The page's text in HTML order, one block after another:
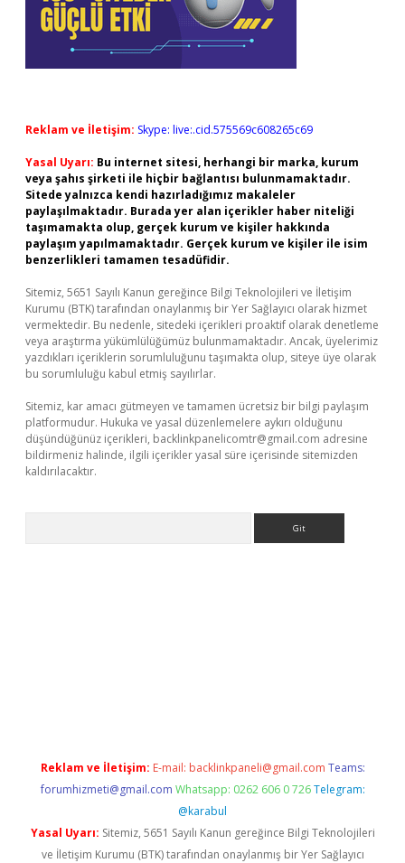
Reklam ve İletişim: Skype: live:.cid.575569c608265c69
Yasal Uyarı: Bu internet sitesi, herhangi bir marka, kurum
veya şahıs şirketi ile hiçbir bağlantısı bulunmamaktadır.
Sitede yalnızca kendi hazırladığımız makaleler
paylaşılmaktadır. Burada yer alan içerikler haber niteliği
taşımamakta olup, gerçek kurum ve kişiler hakkında
paylaşım yapılmamaktadır. Gerçek kurum ve kişiler ile isim
benzerlikleri tamamen tesadüfidir.
Sitemiz, 5651 Sayılı Kanun gereğince Bilgi Teknolojileri ve İletişim
Kurumu (BTK) tarafından onaylanmış bir Yer Sağlayıcı olarak hizmet
vermektedir. Bu nedenle, sitedeki içerikleri proaktif olarak denetleme
veya araştırma yükümlülüğümüz bulunmamaktadır. Ancak, üyelerimiz
yazdıkları içeriklerin sorumluluğunu taşımakta olup, siteye üye olarak
bu sorumluluğu kabul etmiş sayılırlar.
Sitemiz, kar amacı gütmeyen ve tamamen ücretsiz bir bilgi paylaşım
platformudur. Hukuka ve yasal düzenlemelere aykırı olduğunu
düşündüğünüz içerikleri, backlinkpanelicomtr@gmail.com adresine
bildirmeniz halinde, ilgili içerikler yasal süre içerisinde sitemizden
kaldırılacaktır.
Reklam ve İletişim: E-mail: backlinkpaneli@gmail.com Teams:
forumhizmeti@gmail.com Whatsapp: 0262 606 0 726 Telegram:
@karabul
Yasal Uyarı: Sitemiz, 5651 Sayılı Kanun gereğince Bilgi Teknolojileri
ve İletişim Kurumu (BTK) tarafından onaylanmış bir Yer Sağlayıcı